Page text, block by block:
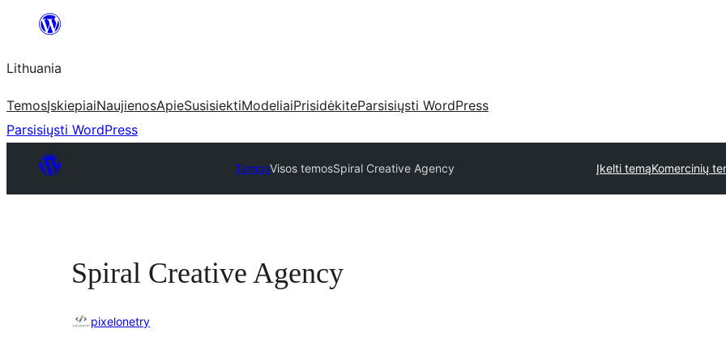
turinio
Lithuania
TemosĮskiepiaiNaujienosApieSusisiektiModeliaiPrisidėkiteParsisiųsti WordPress
Parsisiųsti WordPress
TemosVisos temosSpiral Creative Agency Įkelti temąKomercinių
Spiral Creative Agency
pixelonetry